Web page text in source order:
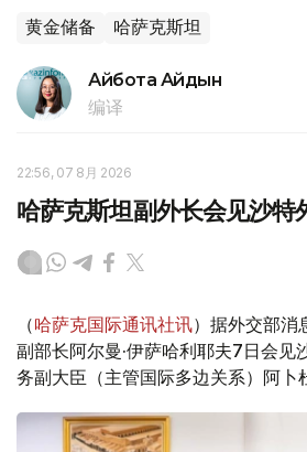
黄金储备 哈萨克斯坦
Айбота Айдын
编译
22:56, 07 8月 2026
哈萨克斯坦副外长会见沙特
（哈萨克国际通讯社讯）据外交部消
副部长阿尔曼·伊萨哈利耶夫7日会见
务副大臣（主管国际多边关系）阿卜